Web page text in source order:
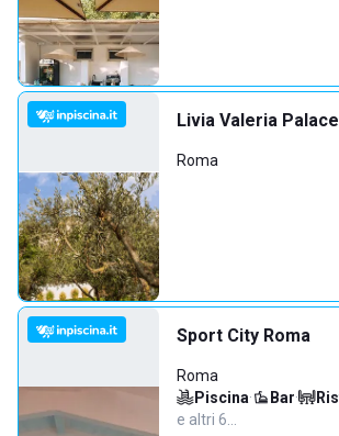
Livia Valeria Palace
Roma
Sport City Roma
Roma
Piscina· Bar·
e altri 6…